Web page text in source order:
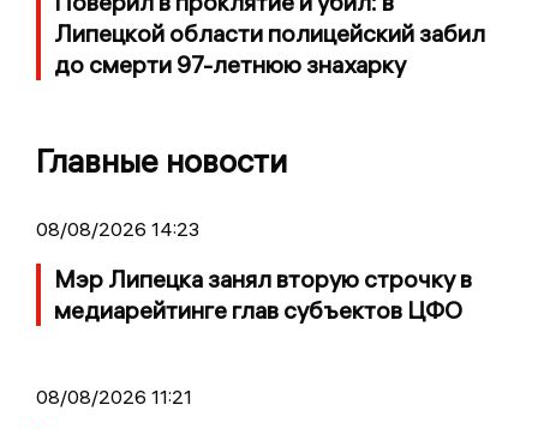
Липецкой области полицейский забил
до смерти 97-летнюю знахарку
Главные новости
08/08/2026 14:23
Мэр Липецка занял вторую строчку в
медиарейтинге глав субъектов ЦФО
08/08/2026 11:21